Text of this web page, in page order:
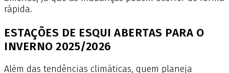
rápida.
ESTAÇÕES DE ESQUI ABERTAS PARA O
INVERNO 2025/2026
Além das tendências climáticas, quem planeja